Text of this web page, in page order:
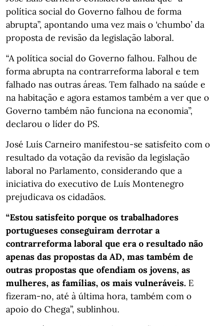
política social do Governo falhou de forma
abrupta”, apontando uma vez mais o ‘chumbo’ da
proposta de revisão da legislação laboral.
“A política social do Governo falhou. Falhou de
forma abrupta na contrarreforma laboral e tem
falhado nas outras áreas. Tem falhado na saúde e
na habitação e agora estamos também a ver que o
Governo também não funciona na economia”,
declarou o líder do PS.
José Luís Carneiro manifestou-se satisfeito com o
resultado da votação da revisão da legislação
laboral no Parlamento, considerando que a
iniciativa do executivo de Luís Montenegro
prejudicava os cidadãos.
“Estou satisfeito porque os trabalhadores
portugueses conseguiram derrotar a
contrarreforma laboral que era o resultado não
apenas das propostas da AD, mas também de
outras propostas que ofendiam os jovens, as
mulheres, as famílias, os mais vulneráveis. E
fizeram-no, até à última hora, também com o
apoio do Chega”, sublinhou.